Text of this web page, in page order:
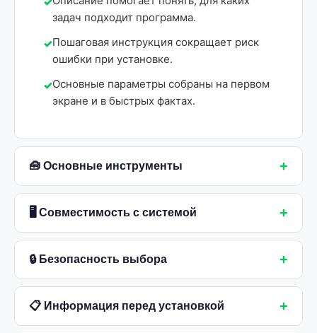
задач подходит программа.
Пошаговая инструкция сокращает риск
ошибки при установке.
Основные параметры собраны на первом
экране и в быстрых фактах.
🧰 Основные инструменты +
🖥 Совместимость с системой +
🔒 Безопасность выбора +
📋 Информация перед установкой +